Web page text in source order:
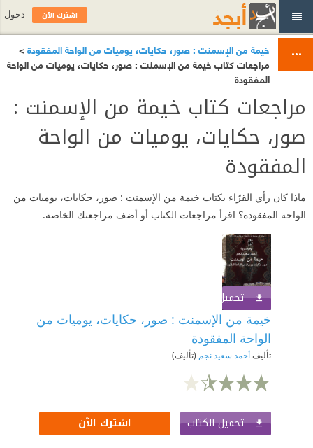
خيمة من الإسمنت : صور، حكايات، يوميات من الواحة المفقودة>
مراجعات كتاب خيمة من الإسمنت : صور، حكايات، يوميات من الواحة
المفقودة
مراجعات كتاب خيمة من الإسمنت :
صور، حكايات، يوميات من الواحة
المفقودة
ماذا كان رأي القرّاء بكتاب خيمة من الإسمنت : صور، حكايات، يوميات من
الواحة المفقودة؟ اقرأ مراجعات الكتاب أو أضف مراجعتك الخاصة.
تحميل الكتاب
خيمة من الإسمنت : صور، حكايات، يوميات من
الواحة المفقودة
تأليفأحمد سعيد نجم (تأليف)
تحميل الكتاب اشترك الآن
اشترك الآن دخول